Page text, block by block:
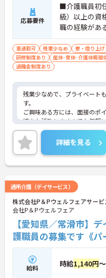
応募要件
■介護職員初
級）以上の資
職の経験があ
資格者応相談
車通勤可 残業少なめ 寮・借り上げ
研修制度あり
産休･育休･介護休暇取
退職金制度あり
残業少なめで、プライベート
す。
ご興味ある方には、面接のポ
細をお話致しますのでお気軽
詳細を見る
通所介護（デイサービス）
株式会社P＆Pウェルフェアサー
会社P＆Pウェルフェア
【愛知県／常滑市】
護職員の募集です《パ
給料 時給1,140円～